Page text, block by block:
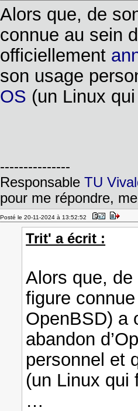
Alors que, de
connue au sein
officiellement
son usage
OS (un Linux
---------------
Responsable TU
pour me répondre,
Posté le 20-11-2024 à 13:52:52
Trit' a écrit :
Alors que,
figure
OpenBSD) a
abandon
personnel et
(un Linux qui
…